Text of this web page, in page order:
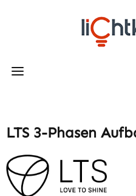
Zum Hauptinhalt springen
LTS 3-Phasen